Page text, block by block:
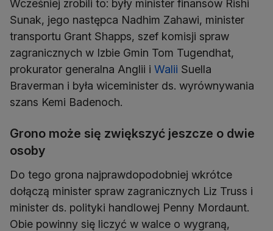
Wcześniej zrobili to: były minister finansów Rishi
Sunak, jego następca Nadhim Zahawi, minister
transportu Grant Shapps, szef komisji spraw
zagranicznych w Izbie Gmin Tom Tugendhat,
prokurator generalna Anglii i Walii Suella
Braverman i była wiceminister ds. wyrównywania
szans Kemi Badenoch.
Grono może się zwiększyć jeszcze o dwie
osoby
Do tego grona najprawdopodobniej wkrótce
dołączą minister spraw zagranicznych Liz Truss i
minister ds. polityki handlowej Penny Mordaunt.
Obie powinny się liczyć w walce o wygraną,